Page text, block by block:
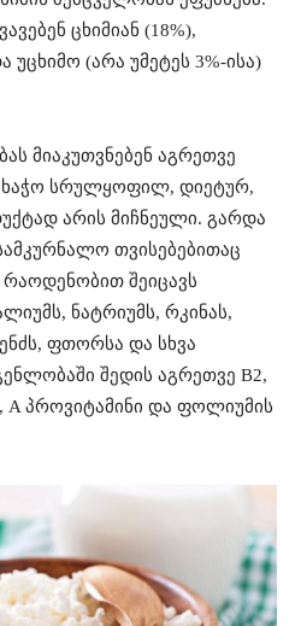
ცხიმიან (18%),
უცხიმო (არა უმეტეს 3%-ისა)
მიაკუთვნებენ აგრეთვე
სრულყოფილ, დიეტურ,
არის მიჩნეული. გარდა
თვისებებითაც
შეიცავს
ნატრიუმს, რკინას,
ფთორსა და სხვა
შედის აგრეთვე B2,
A პროვიტამინი და ფოლიუმის